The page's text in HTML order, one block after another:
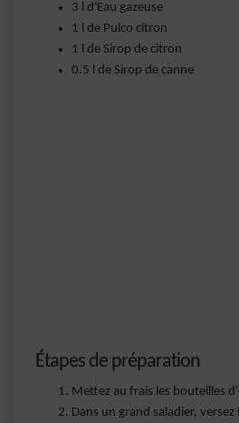
3 l d'Eau gazeuse
1 l de Pulco citron
1 l de Sirop de citron
0.5 l de Sirop de canne
Étapes de préparation
Mettez au frais les bouteilles
Dans un grand saladier,